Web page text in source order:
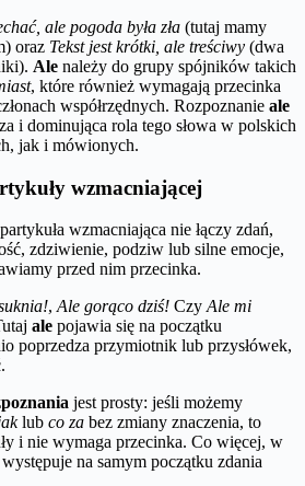
ale pogoda była zła (tutaj mamy
oraz Tekst jest krótki, ale treściwy (dwa
Ale należy do grupy spójników takich
, które również wymagają przecinka
współrzędnych. Rozpoznanie ale
i dominująca rola tego słowa w polskich
jak i mówionych.
wzmacniającej
wzmacniająca nie łączy zdań,
zdziwienie, podziw lub silne emocje,
przed nim przecinka.
, Ale gorąco dziś! Czy Ale mi
ale pojawia się na początku
poprzedza przymiotnik lub przysłówek,
jest prosty: jeśli możemy
lub co za bez zmiany znaczenia, to
i nie wymaga przecinka. Co więcej, w
na samym początku zdania